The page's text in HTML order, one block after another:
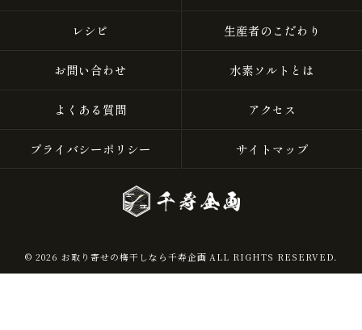
レシピ 生産者のこだわり
お問い合わせ 水素ソルトとは
よくある質問 アクセス
プライバシーポリシー サイトマップ
© 2026 お取り寄せの梅干しなら千寿企画 ALL RIGHTS RESERVED.